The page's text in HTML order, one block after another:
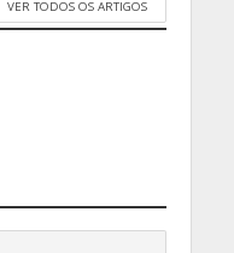
VER TODOS OS ARTIGOS